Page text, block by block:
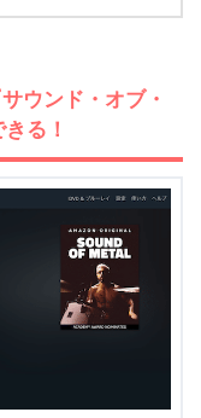
ウンド・オブ・
る！